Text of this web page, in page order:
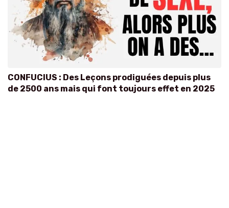
CONFUCIUS : Des Leçons prodiguées depuis plus
de 2500 ans mais qui font toujours effet en 2025